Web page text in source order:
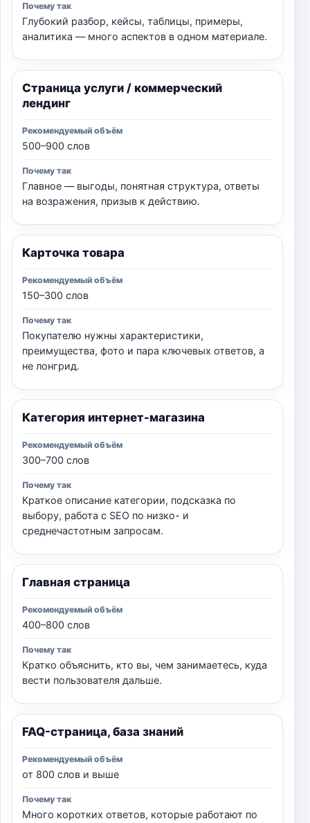
Глубокий разбор, кейсы, таблицы, примеры,
аналитика — много аспектов в одном материале.
Страница услуги / коммерческий
лендинг
500–900 слов
Главное — выгоды, понятная структура, ответы
на возражения, призыв к действию.
Карточка товара
150–300 слов
Покупателю нужны характеристики,
преимущества, фото и пара ключевых ответов, а
не лонгрид.
Категория интернет-магазина
300–700 слов
Краткое описание категории, подсказка по
выбору, работа с SEO по низко- и
среднечастотным запросам.
Главная страница
400–800 слов
Кратко объяснить, кто вы, чем занимаетесь, куда
вести пользователя дальше.
FAQ-страница, база знаний
от 800 слов и выше
Много коротких ответов, которые работают по